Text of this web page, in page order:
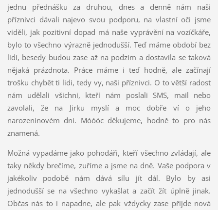
jednu přednášku za druhou, dnes a denně nám naši
příznivci dávali najevo svou podporu, na vlastní oči jsme
viděli, jak pozitivní dopad má naše vyprávění na vozíčkáře,
bylo to všechno výrazně jednodušší. Teď máme období bez
lidí, besedy budou zase až na podzim a dostavila se taková
nějaká prázdnota. Práce máme i teď hodně, ale začínají
trošku chybět ti lidi, tedy vy, naši příznivci. O to větší radost
nám udělali všichni, kteří nám poslali SMS, mail nebo
zavolali, že na Jirku myslí a moc dobře ví o jeho
narozeninovém dni. Móóóc děkujeme, hodně to pro nás
znamená.
Možná vypadáme jako pohodáři, kteří všechno zvládají, ale
taky někdy brečíme, zuříme a jsme na dně. Vaše podpora v
jakékoliv podobě nám dává sílu jít dál. Bylo by asi
jednodušší se na všechno vykašlat a začít žít úplně jinak.
Občas nás to i napadne, ale pak vždycky zase přijde nová